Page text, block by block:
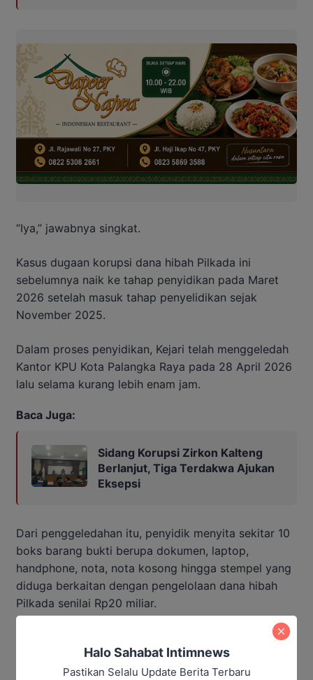
“Iya,” jawabnya singkat.
Kasus dugaan korupsi dana hibah Pilkada ini
sebelumnya naik ke tahap penyidikan pada Maret
2026 setelah masuk tahap penyelidikan sejak
November 2025.
Dalam proses penyidikan, Kejari telah menggeledah
Kantor KPU Kota Palangka Raya pada 28 April 2026
lalu selama kurang lebih enam jam.
Baca Juga:
Sidang Korupsi Zirkon Kalteng
Berlanjut, Tiga Terdakwa Ajukan
Eksepsi
Dari penggeledahan itu, penyidik menyita sekitar 10
boks barang bukti berupa dokumen, laptop,
handphone, nota, nota kosong hingga stempel yang
diduga berkaitan dengan pengelolaan dana hibah
Pilkada senilai Rp20 miliar.
“Dari barang-barang yang sudah kita amankan ini
nanti kita teliti lagi, setelah kita teliti lagi
menyangkut siapa saja di dalam inventaris baru kita
Halo Sahabat Intimnews
Pastikan Selalu Update Berita Terbaru